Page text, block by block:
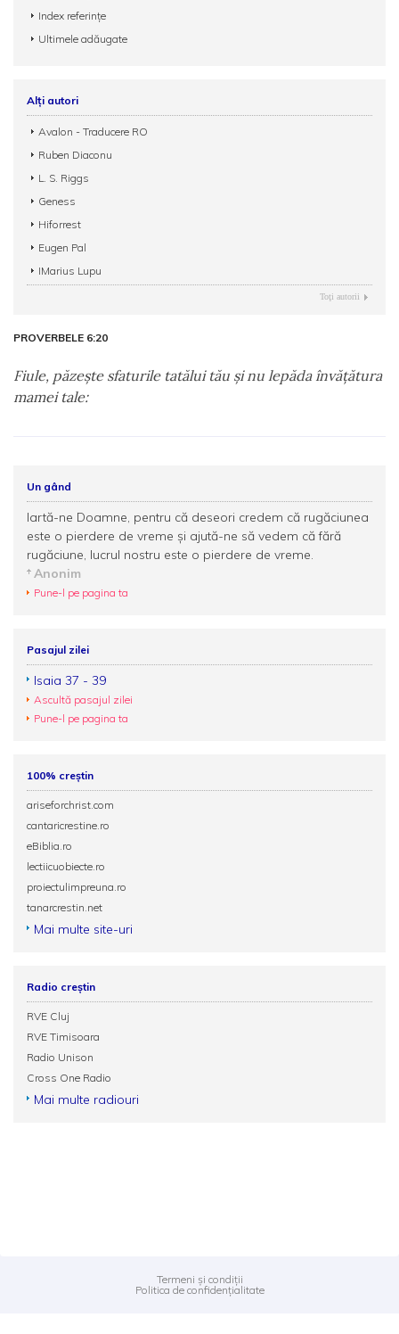
Index referințe
Ultimele adăugate
Alți autori
Avalon - Traducere RO
Ruben Diaconu
L. S. Riggs
Geness
Hiforrest
Eugen Pal
IMarius Lupu
Toţi autorii
PROVERBELE 6:20
Fiule, păzeşte sfaturile tatălui tău şi nu lepăda învăţătura
mamei tale:
Un gând
Iartă-ne Doamne, pentru că deseori credem că rugăciunea
este o pierdere de vreme şi ajută-ne să vedem că fără
rugăciune, lucrul nostru este o pierdere de vreme.
Anonim
Pune-l pe pagina ta
Pasajul zilei
Isaia 37 - 39
Ascultă pasajul zilei
Pune-l pe pagina ta
100% creștin
ariseforchrist.com
cantaricrestine.ro
eBiblia.ro
lectiicuobiecte.ro
proiectulimpreuna.ro
tanarcrestin.net
Mai multe site-uri
Radio creștin
RVE Cluj
RVE Timisoara
Radio Unison
Cross One Radio
Mai multe radiouri
Termeni și condiții
Politica de confidențialitate